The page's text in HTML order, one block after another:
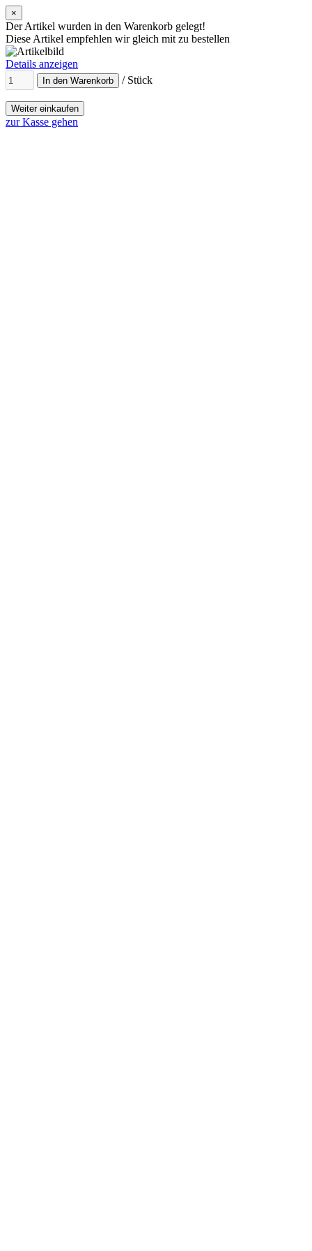
×
Der Artikel wurden in den Warenkorb gelegt!
Diese Artikel empfehlen wir gleich mit zu bestellen
Details anzeigen
In den Warenkorb / Stück
Weiter einkaufen
zur Kasse gehen